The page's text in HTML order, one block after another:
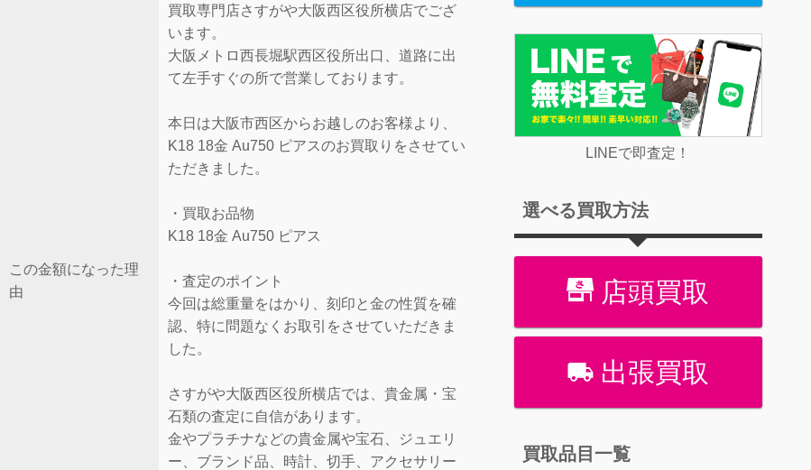
この金額になった理
由
買取専門店さすがや大阪西区役所横店でござ
います。
大阪メトロ西長堀駅西区役所出口、道路に出
て左手すぐの所で営業しております。
本日は大阪市西区からお越しのお客様より、
K18 18金 Au750 ピアスのお買取りをさせてい
ただきました。
・買取お品物
K18 18金 Au750 ピアス
・査定のポイント
今回は総重量をはかり、刻印と金の性質を確
認、特に問題なくお取引をさせていただきま
した。
さすがや大阪西区役所横店では、貴金属・宝
石類の査定に自信があります。
金やプラチナなどの貴金属や宝石、ジュエリ
ー、ブランド品、時計、切手、アクセサリー
LINEで即査定！
選べる買取方法
店頭買取
出張買取
買取品目一覧